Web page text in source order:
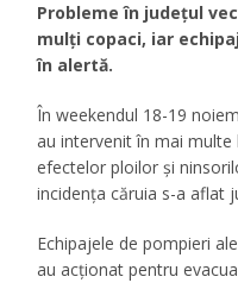
Probleme în județul
mulți copaci, iar
în alertă.
În weekendul 18-19
au intervenit în mai
efectelor ploilor și
incidența căruia s-a aflat
Echipajele de pompieri
au acționat pentru